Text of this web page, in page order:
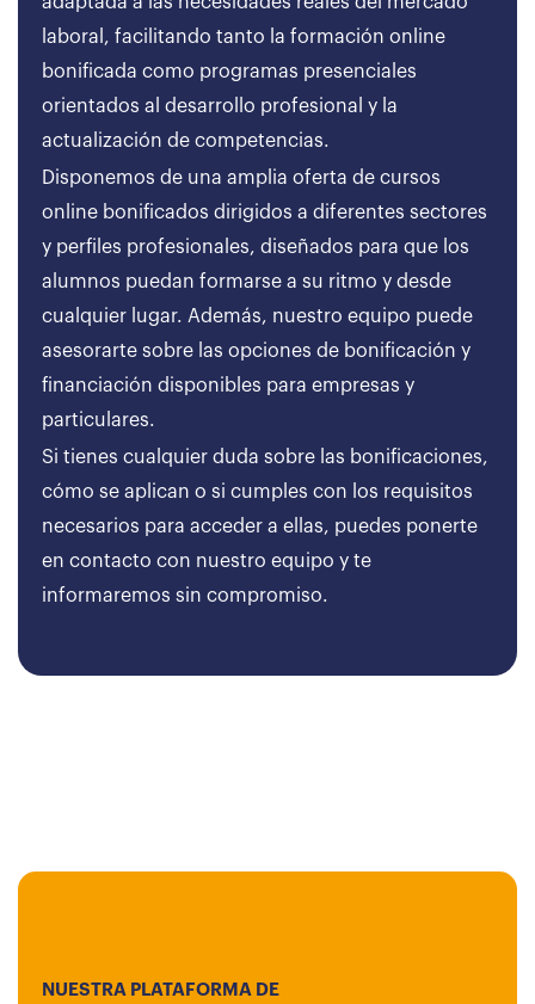
laboral, facilitando tanto la formación online
bonificada como programas presenciales
orientados al desarrollo profesional y la
actualización de competencias.
Disponemos de una amplia oferta de cursos
online bonificados dirigidos a diferentes sectores
y perfiles profesionales, diseñados para que los
alumnos puedan formarse a su ritmo y desde
cualquier lugar. Además, nuestro equipo puede
asesorarte sobre las opciones de bonificación y
financiación disponibles para empresas y
particulares.
Si tienes cualquier duda sobre las bonificaciones,
cómo se aplican o si cumples con los requisitos
necesarios para acceder a ellas, puedes ponerte
en contacto con nuestro equipo y te
informaremos sin compromiso.
NUESTRA PLATAFORMA DE